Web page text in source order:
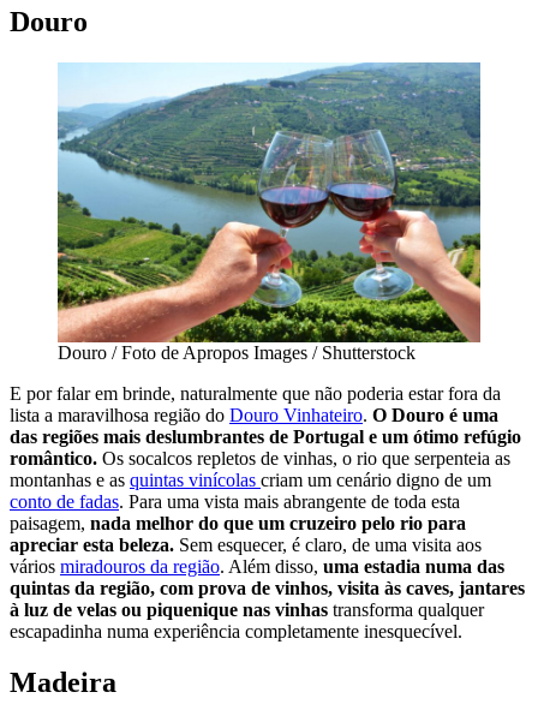
Douro
Douro / Foto de Apropos Images / Shutterstock
E por falar em brinde, naturalmente que não poderia estar fora da
lista a maravilhosa região do Douro Vinhateiro. O Douro é uma
das regiões mais deslumbrantes de Portugal e um ótimo refúgio
romântico. Os socalcos repletos de vinhas, o rio que serpenteia as
montanhas e as quintas vinícolas criam um cenário digno de um
conto de fadas. Para uma vista mais abrangente de toda esta
paisagem, nada melhor do que um cruzeiro pelo rio para
apreciar esta beleza. Sem esquecer, é claro, de uma visita aos
vários miradouros da região. Além disso, uma estadia numa das
quintas da região, com prova de vinhos, visita às caves, jantares
à luz de velas ou piquenique nas vinhas transforma qualquer
escapadinha numa experiência completamente inesquecível.
Madeira